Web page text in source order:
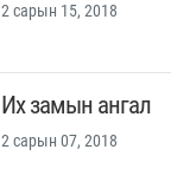
2 сарын 15, 2018
Их замын ангал
2 сарын 07, 2018